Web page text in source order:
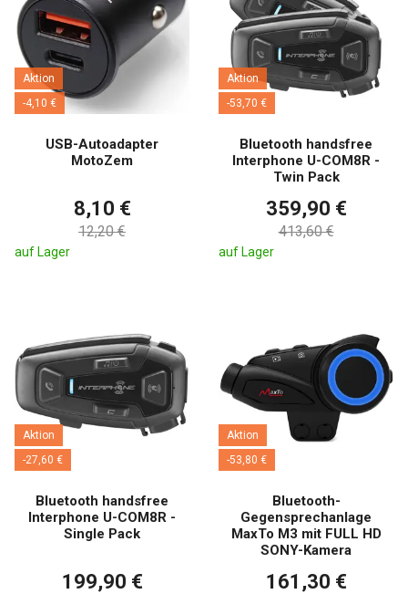
Aktion
-4,10 €
USB-Autoadapter
MotoZem
8,10 €
12,20 €
auf Lager
Aktion
-53,70 €
Bluetooth handsfree
Interphone U-COM8R -
Twin Pack
359,90 €
413,60 €
auf Lager
Aktion
-27,60 €
Bluetooth handsfree
Interphone U-COM8R -
Single Pack
199,90 €
Aktion
-53,80 €
Bluetooth-
Gegensprechanlage
MaxTo M3 mit FULL HD
SONY-Kamera
161,30 €